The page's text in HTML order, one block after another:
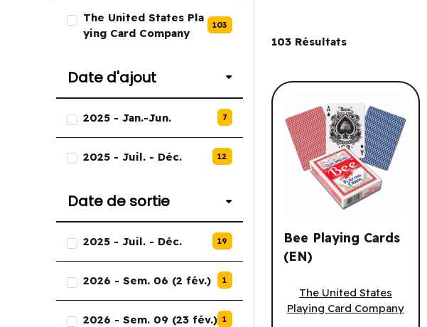
Liste des options de Éditeur.
The United States Pla
ying Card Company
103
Date d'ajout
Liste des options de Date d'ajout.
2025 - Jan.-Jun. 7
2025 - Juil. - Déc. 12
Date de sortie
Liste des options de Date de sortie.
2025 - Juil. - Déc. 19
2026 - Sem. 06 (2 fév.) 1
2026 - Sem. 09 (23 fév.) 1
Filtres et résultat
103 Résultats
Bee Playing Cards
(EN)
The United States
Playing Card Company